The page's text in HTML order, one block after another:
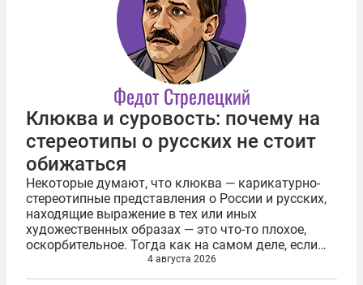
Федот Стрелецкий
Клюква и суровость: почему на
стереотипы о русских не стоит
обижаться
Некоторые думают, что клюква — карикатурно-
стереотипные представления о России и русских,
находящие выражение в тех или иных
художественных образах — это что-то плохое,
оскорбительное. Тогда как на самом деле, если
как следует разобраться, ровно наоборот —
поистине лестное. Генерируя и тиражируя...
4 августа 2026